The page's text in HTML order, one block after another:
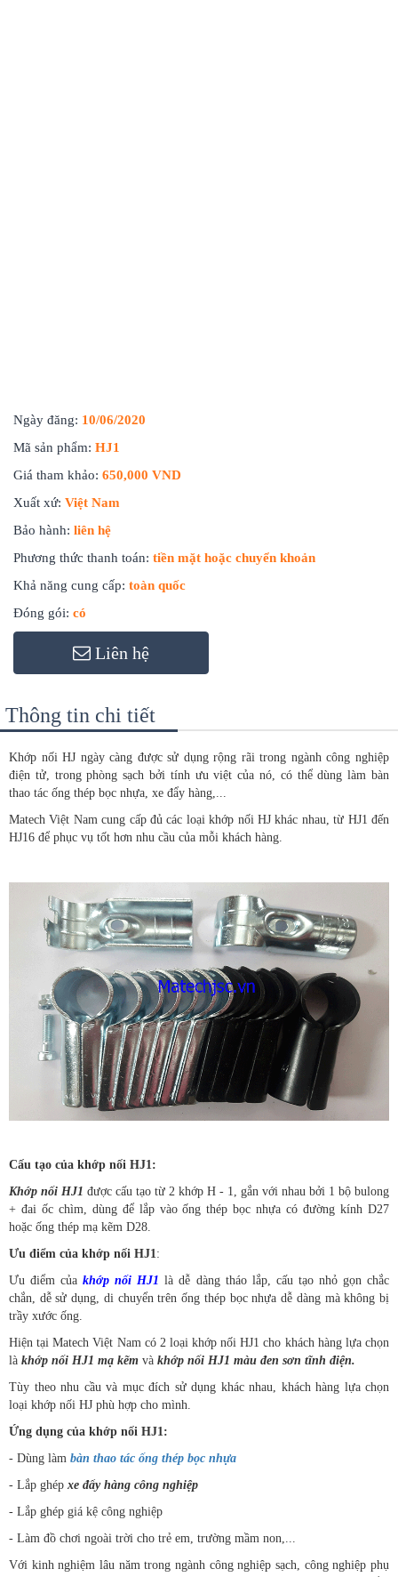
Ngày đăng: 10/06/2020
Mã sản phẩm: HJ1
Giá tham khảo: 650,000 VND
Xuất xứ: Việt Nam
Bảo hành: liên hệ
Phương thức thanh toán: tiền mặt hoặc chuyển khoản
Khả năng cung cấp: toàn quốc
Đóng gói: có
Liên hệ
Thông tin chi tiết
Khớp nối HJ ngày càng được sử dụng rộng rãi trong ngành công nghiệp
điện tử, trong phòng sạch bởi tính ưu việt của nó, có thể dùng làm bàn
thao tác ống thép bọc nhựa, xe đẩy hàng,...
Matech Việt Nam cung cấp đủ các loại khớp nối HJ khác nhau, từ HJ1 đến
HJ16 để phục vụ tốt hơn nhu cầu của mỗi khách hàng.
Cấu tạo của khớp nối HJ1:
Khớp nối HJ1 được cấu tạo từ 2 khớp H - 1, gắn với nhau bởi 1 bộ bulong
+ đai ốc chìm, dùng để lắp vào ống thép bọc nhựa có đường kính D27
hoặc ống thép mạ kẽm D28.
Ưu điểm của khớp nối HJ1 :
Ưu điểm củakhớp nối HJ1 là dễ dàng tháo lắp, cấu tạo nhỏ gọn chắc
chắn, dễ sử dụng, di chuyển trên ống thép bọc nhựa dễ dàng mà không bị
trầy xước ống.
Hiện tại Matech Việt Nam có 2 loại khớp nối HJ1 cho khách hàng lựa chọn
là khớp nối HJ1 mạ kẽm và khớp nối HJ1 màu đen sơn tĩnh điện.
Tùy theo nhu cầu và mục đích sử dụng khác nhau, khách hàng lựa chọn
loại khớp nối HJ phù hợp cho mình.
Ứng dụng của khớp nối HJ1:
- Dùng làm bàn thao tác ống thép bọc nhựa
- Lắp ghép xe đẩy hàng công nghiệp
- Lắp ghép giá kệ công nghiệp
- Làm đồ chơi ngoài trời cho trẻ em, trường mầm non,...
Với kinh nghiệm lâu năm trong ngành công nghiệp sạch, công nghiệp phụ